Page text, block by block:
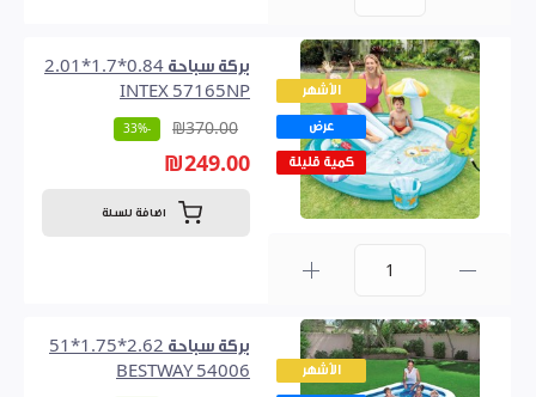
الأشهر
عرض
كمية قليلة
بركة سباحة 0.84*1.7*2.01
INTEX 57165NP
₪370.00
-33%
₪249.00
اضافة للسلة
الأشهر
بركة سباحة 2.62*1.75*51
54006 BESTWAY